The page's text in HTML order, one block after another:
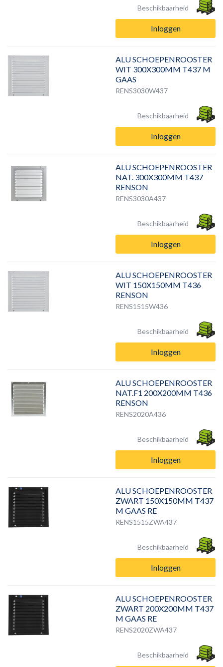
Beschikbaarheid
Inloggen
ALU SCHOEPENROOSTER
WIT 300X300MM T437 M
GAAS
RENS3030W437
Beschikbaarheid
Inloggen
ALU SCHOEPENROOSTER
NAT. 300X300MM T437
RENSON
RENS3030A437
Beschikbaarheid
Inloggen
ALU SCHOEPENROOSTER
WIT 150X150MM T436
RENSON
RENS1515W436
Beschikbaarheid
Inloggen
ALU SCHOEPENROOSTER
NAT.F1 200X200MM T436
RENSON
RENS2020A436
Beschikbaarheid
Inloggen
ALU SCHOEPENROOSTER
ZWART 150X150MM T437
M GAAS RE
RENS1515ZWA437
Beschikbaarheid
Inloggen
ALU SCHOEPENROOSTER
ZWART 200X200MM T437
M GAAS RE
RENS2020ZWA437
Beschikbaarheid